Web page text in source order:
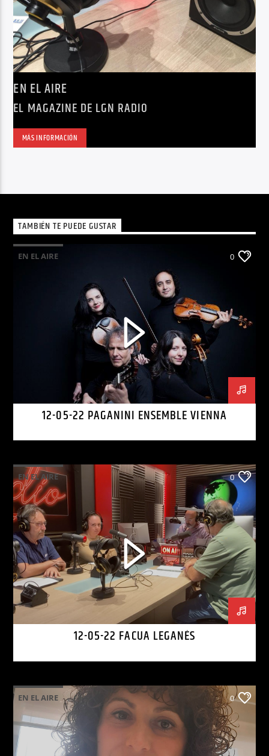
EN EL AIRE
EL MAGAZINE DE LGN RADIO
MÁS INFORMACIÓN
TAMBIÉN TE PUEDE GUSTAR
EN EL AIRE 0
12-05-22 PAGANINI ENSEMBLE VIENNA
EN EL AIRE 0
12-05-22 FACUA LEGANÉS
EN EL AIRE 0